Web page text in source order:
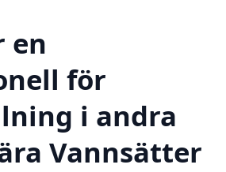
en
för
i andra
Vannsätter